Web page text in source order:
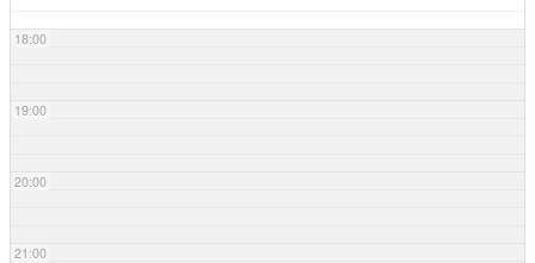
18:00
19:00
20:00
21:00